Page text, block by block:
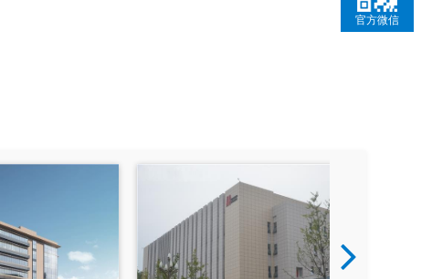
官方微信